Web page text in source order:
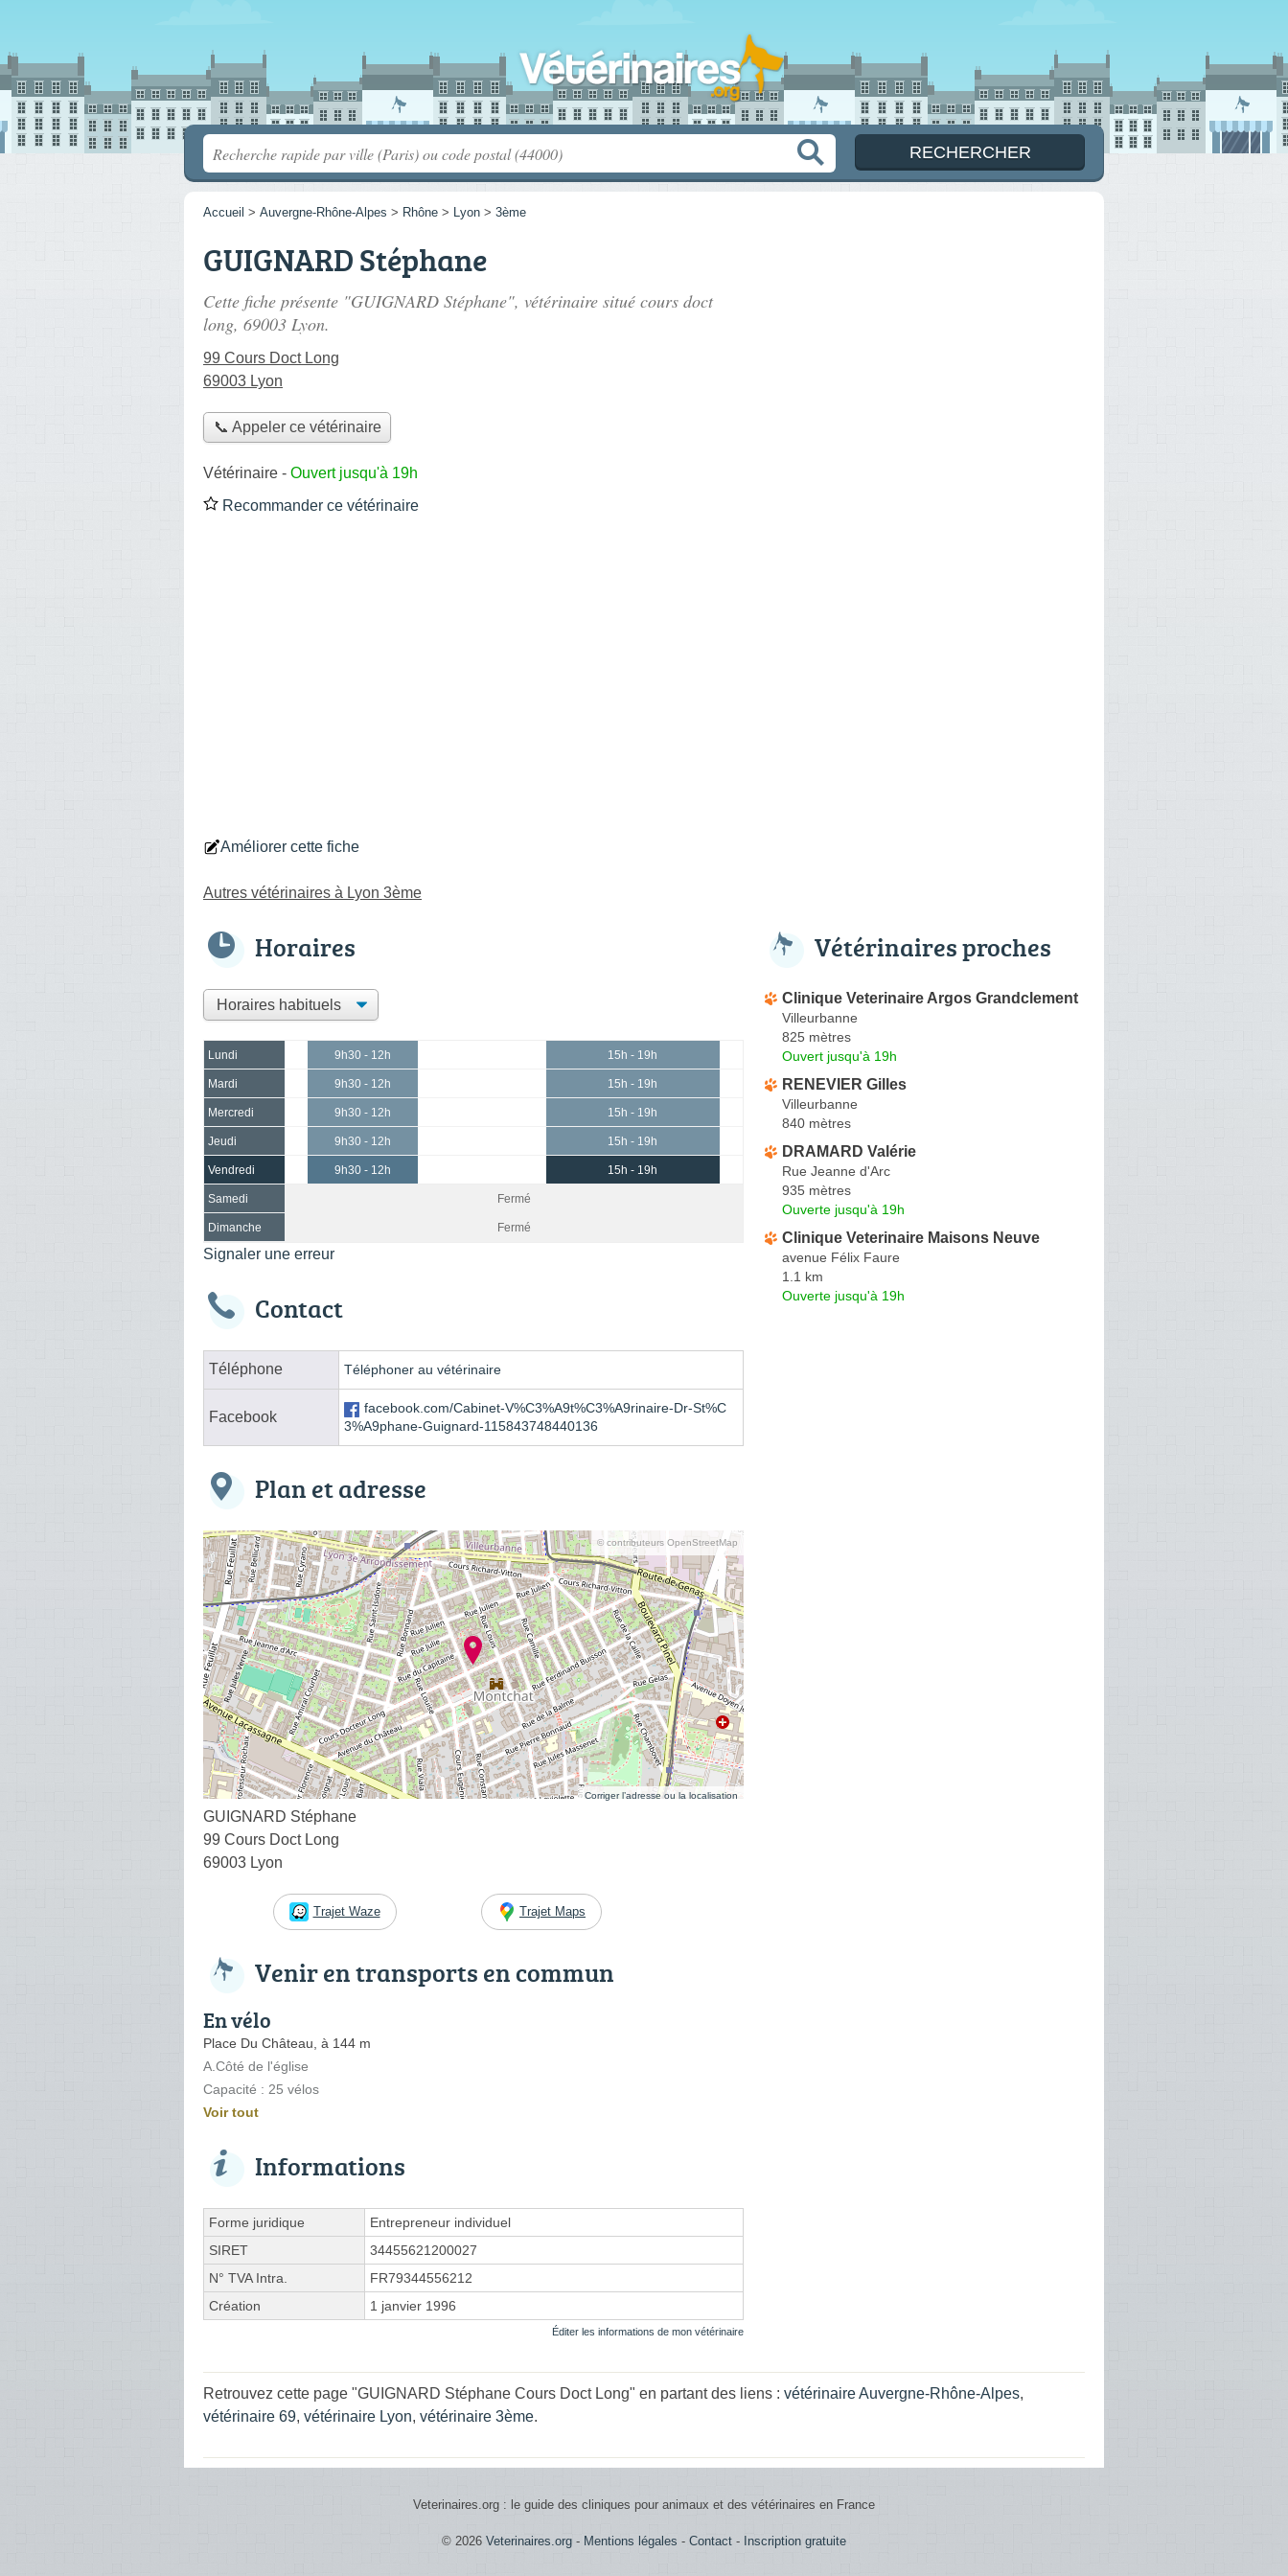
Accueil > Auvergne-Rhône-Alpes > Rhône > Lyon > 3ème
GUIGNARD Stéphane
Cette fiche présente "GUIGNARD Stéphane", vétérinaire situé cours doct
long, 69003 Lyon.
99 Cours Doct Long
69003 Lyon
📞 Appeler ce vétérinaire
Vétérinaire - Ouvert jusqu'à 19h
Recommander ce vétérinaire
Améliorer cette fiche
Autres vétérinaires à Lyon 3ème
Horaires
Lundi 9h30 - 12h 15h - 19h
Mardi 9h30 - 12h 15h - 19h
Mercredi 9h30 - 12h 15h - 19h
Jeudi 9h30 - 12h 15h - 19h
Vendredi 9h30 - 12h 15h - 19h
Samedi Fermé
Dimanche Fermé
Signaler une erreur
Contact
Téléphone Téléphoner au vétérinaire
Facebook
facebook.com/Cabinet-V%C3%A9t%C3%A9rinaire-Dr-St%C
3%A9phane-Guignard-115843748440136
Plan et adresse
© contributeurs OpenStreetMap
Corriger l’adresse ou la localisation
GUIGNARD Stéphane
99 Cours Doct Long
69003 Lyon
Trajet Waze Trajet Maps
Venir en transports en commun
En vélo
Place Du Château, à 144 m
A.Côté de l'église
Capacité : 25 vélos
Voir tout
Informations
Forme juridique
Entrepreneur individuel
SIRET
34455621200027
N° TVA Intra.
FR79344556212
Création
1 janvier 1996
Éditer les informations de mon vétérinaire
Vétérinaires proches
Clinique Veterinaire Argos Grandclement
Villeurbanne
825 mètres
Ouvert jusqu'à 19h
RENEVIER Gilles
Villeurbanne
840 mètres
DRAMARD Valérie
Rue Jeanne d'Arc
935 mètres
Ouverte jusqu'à 19h
Clinique Veterinaire Maisons Neuve
avenue Félix Faure
1.1 km
Ouverte jusqu'à 19h
Retrouvez cette page "GUIGNARD Stéphane Cours Doct Long" en partant des liens : vétérinaire Auvergne-Rhône-Alpes,
vétérinaire 69, vétérinaire Lyon, vétérinaire 3ème.
Veterinaires.org : le guide des cliniques pour animaux et des vétérinaires en France
© 2026 Veterinaires.org - Mentions légales - Contact - Inscription gratuite